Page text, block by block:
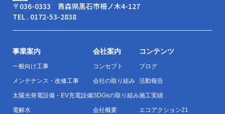
〒036-0333 青森県黒石市柵ノ木4-127
TEL . 0172-53-2838
事業案内
一般向け工事
メンテナンス・改修工事
太陽光発電設備・EV充電設備
電解水
会社案内
コンセプト
会社の取り組み
SDGsの取り組み
会社概要
コンテンツ
ブログ
活動報告
施工実績
エコアクション21